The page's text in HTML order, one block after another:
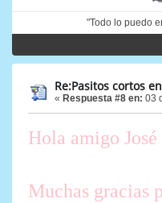
"Todo lo puedo
Re:Pasitos cortos
« Respuesta #8 en: 03
Hola amigo
Muchas gracias